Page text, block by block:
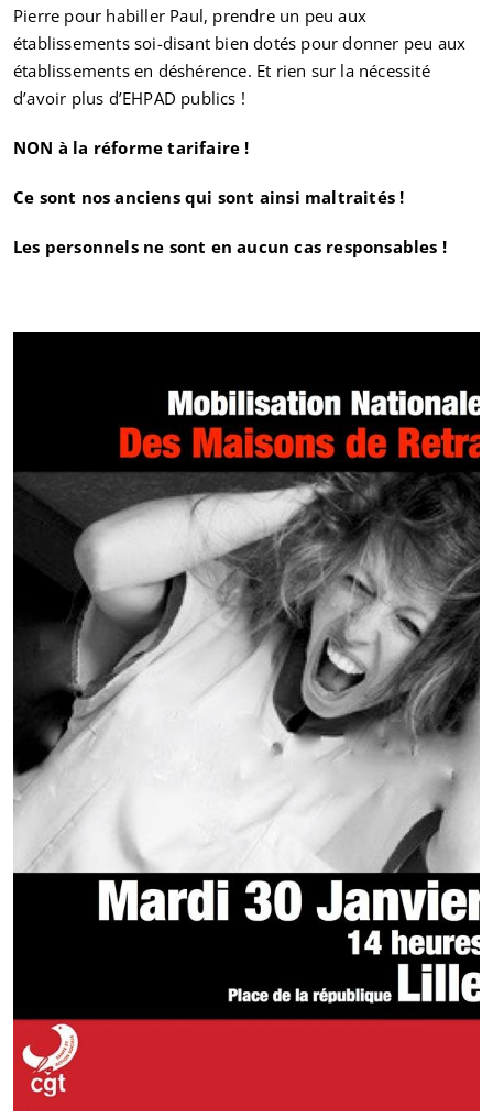
Pierre pour habiller Paul, prendre un peu aux
établissements soi-disant bien dotés pour donner peu aux
établissements en déshérence. Et rien sur la nécessité
d’avoir plus d’EHPAD publics !
NON à la réforme tarifaire !
Ce sont nos anciens qui sont ainsi maltraités !
Les personnels ne sont en aucun cas responsables !